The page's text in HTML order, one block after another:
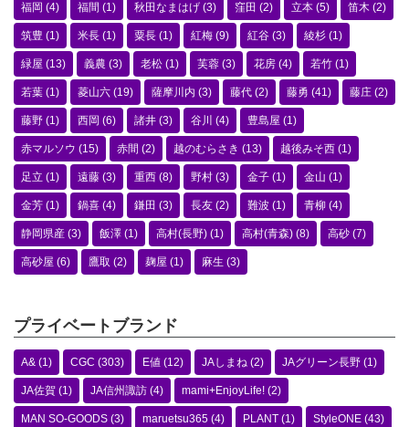
福岡 (4) 福間 (1) 秋田なまはげ (3) 窪田 (2) 立本 (5) 笛木 (2)
筑豊 (1) 米長 (1) 粟長 (1) 紅梅 (9) 紅谷 (3) 綾杉 (1)
緑屋 (13) 義農 (3) 老松 (1) 芙蓉 (3) 花房 (4) 若竹 (1)
若葉 (1) 菱山六 (19) 薩摩川内 (3) 藤代 (2) 藤勇 (41) 藤庄 (2)
藤野 (1) 西岡 (6) 諸井 (3) 谷川 (4) 豊島屋 (1)
赤マルソウ (15) 赤間 (2) 越のむらさき (13) 越後みそ西 (1)
足立 (1) 遠藤 (3) 重西 (8) 野村 (3) 金子 (1) 金山 (1)
金芳 (1) 鍋喜 (4) 鎌田 (3) 長友 (2) 難波 (1) 青柳 (4)
静岡県産 (3) 飯澤 (1) 高村(長野) (1) 高村(青森) (8) 高砂 (7)
高砂屋 (6) 鷹取 (2) 麹屋 (1) 麻生 (3)
プライベートブランド
A& (1) CGC (303) E値 (12) JAしまね (2) JAグリーン長野 (1)
JA佐賀 (1) JA信州諏訪 (4) mami+EnjoyLife! (2)
MAN SO-GOODS (3) maruetsu365 (4) PLANT (1) StyleONE (43)